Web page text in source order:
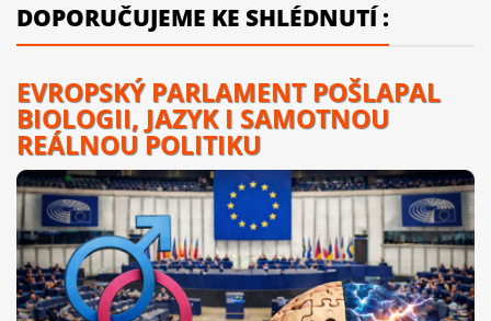
DOPORUČUJEME KE SHLÉDNUTÍ :
EVROPSKÝ PARLAMENT POŠLAPAL
BIOLOGII, JAZYK I SAMOTNOU
REÁLNOU POLITIKU